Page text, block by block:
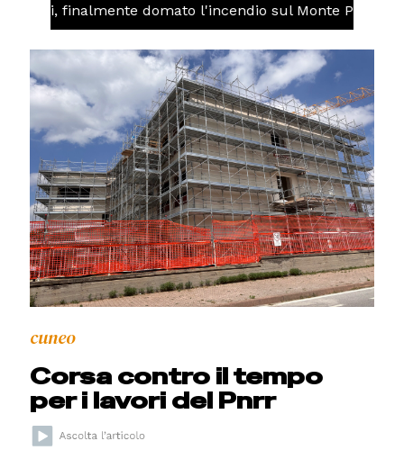
finalmente domato l'incendio sul Monte Piastra
cuneo
Corsa contro il tempo
per i lavori del Pnrr